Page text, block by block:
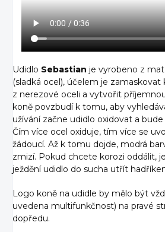
Udidlo Sebastian je vyrobeno z
(sladká ocel), účelem je
z nerezové oceli a vytvořit
koně povzbudí k tomu, aby
užívání začne udidlo oxidovat a
Čím více ocel oxiduje, tím více se
žádoucí. Až k tomu dojde, modrá
zmizí. Pokud chcete korozi oddálit,
ježdění udidlo do sucha utřít
Logo koně na udidle by mělo být
uvedena multifunkčnost) na pravé
dopředu.